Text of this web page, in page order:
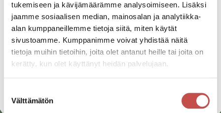
tukemiseen ja kävijämäärämme analysoimiseen. Lisäksi
jaamme sosiaalisen median, mainosalan ja analytiikka-
alan kumppaneillemme tietoja siitä, miten käytät
sivustoamme. Kumppanimme voivat yhdistää näitä
tietoja muihin tietoihin, joita olet antanut heille tai joita on
kerätty, kun olet käyttänyt heidän palvelujaan.
valinta
Välttämätön
Facebook
Twitter
Linkedin
URL